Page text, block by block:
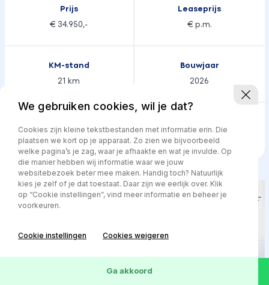
Prijs
€ 34.950,-
Leaseprijs
€ p.m.
KM-stand
21 km
Bouwjaar
2026
Automaat Hybride
We gebruiken cookies, wil je dat?
Cookies zijn kleine tekstbestanden met informatie erin. Die
plaatsen we kort op je apparaat. Zo zien we bijvoorbeeld
welke pagina’s je zag, waar je afhaakte en wat je invulde. Op
die manier hebben wij informatie waar we jouw
websitebezoek beter mee maken. Handig toch? Natuurlijk
kies je zelf of je dat toestaat. Daar zijn we eerlijk over. Klik
op “Cookie instellingen”, vind meer informatie en beheer je
voorkeuren.
Cookie instellingen Cookies weigeren
Ga akkoord